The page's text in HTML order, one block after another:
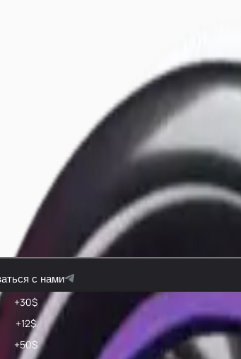
с нами